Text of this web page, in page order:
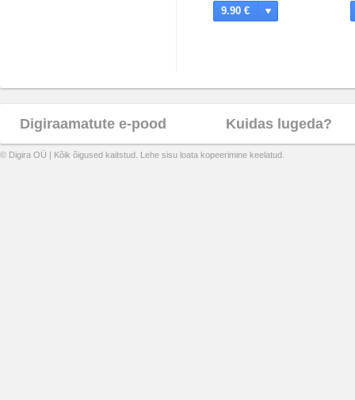
9.90 €
Digiraamatute e-pood Kuidas lugeda?
© Digira OÜ | Kõik õigused kaitstud. Lehe sisu loata kopeerimine keelatud.